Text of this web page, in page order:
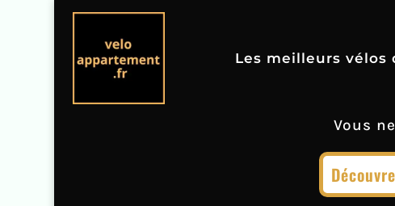
Les meilleurs vélos
Vous